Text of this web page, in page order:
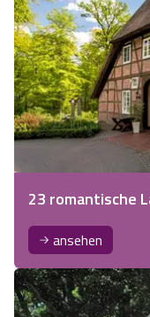
23 romantische
ansehen